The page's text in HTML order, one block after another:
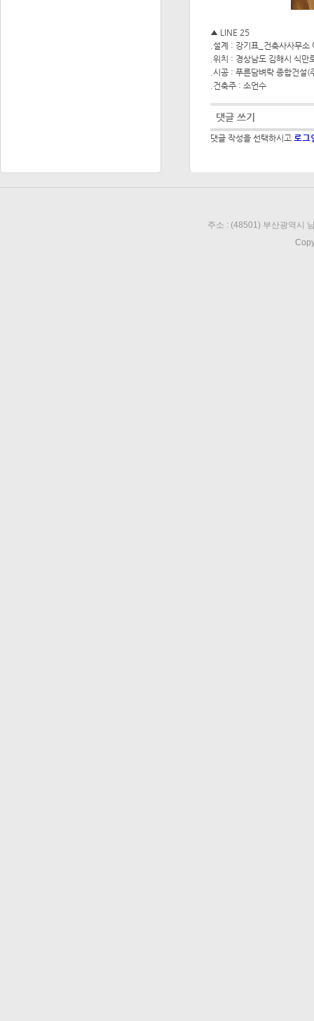
▲ LINE 25
.설계 : 강기표_건축사사무소
.위치 : 경상남도 김해시 식
.시공 : 푸른담벼락 종합건설(
.건축주 : 소언수
댓글 쓰기
댓글 작성을 선택하시고 로그
주소 : (48501) 부산광역시